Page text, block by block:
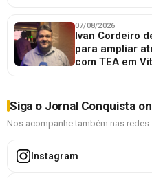
07/08/2026
Ivan Cordeiro
para ampliar
com TEA em
Siga o Jornal Conquista
Nos acompanhe também nas
Instagram